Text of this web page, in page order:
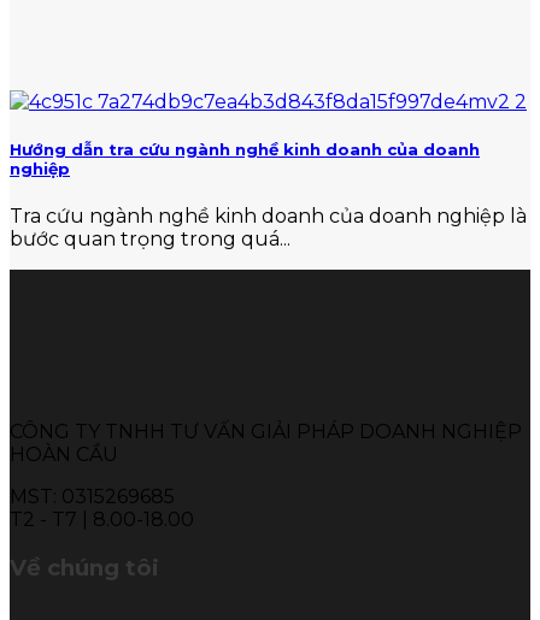
Hướng dẫn tra cứu ngành nghề kinh doanh của doanh
nghiệp
Tra cứu ngành nghề kinh doanh của doanh nghiệp là
bước quan trọng trong quá...
CÔNG TY TNHH TƯ VẤN GIẢI PHÁP DOANH NGHIỆP
HOÀN CẦU
MST: 0315269685
T2 - T7 | 8.00-18.00
Về chúng tôi